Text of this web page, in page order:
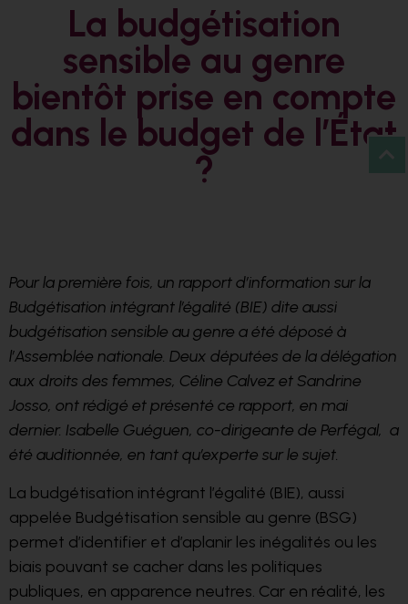
La budgétisation
sensible au genre
bientôt prise en compte
dans le budget de l’État
?
Pour la première fois, un rapport d’information sur la
Budgétisation intégrant l’égalité (BIE) dite aussi
budgétisation sensible au genre a été déposé à
l’Assemblée nationale. Deux députées de la délégation
aux droits des femmes, Céline Calvez et Sandrine
Josso, ont rédigé et présenté ce rapport, en mai
dernier. Isabelle Guéguen, co-dirigeante de Perfégal, a
été auditionnée, en tant qu’experte sur le sujet.
La budgétisation intégrant l’égalité (BIE), aussi
appelée Budgétisation sensible au genre (BSG)
permet d’identifier et d’aplanir les inégalités ou les
biais pouvant se cacher dans les politiques
publiques, en apparence neutres. Car en réalité, les